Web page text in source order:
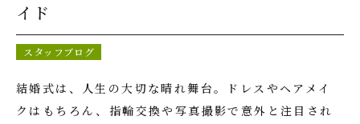
イド
スタッフブログ
結婚式は、人生の大切な晴れ舞台。ドレスやヘアメイ
クはもちろん、指輪交換や写真撮影で意外と注目され